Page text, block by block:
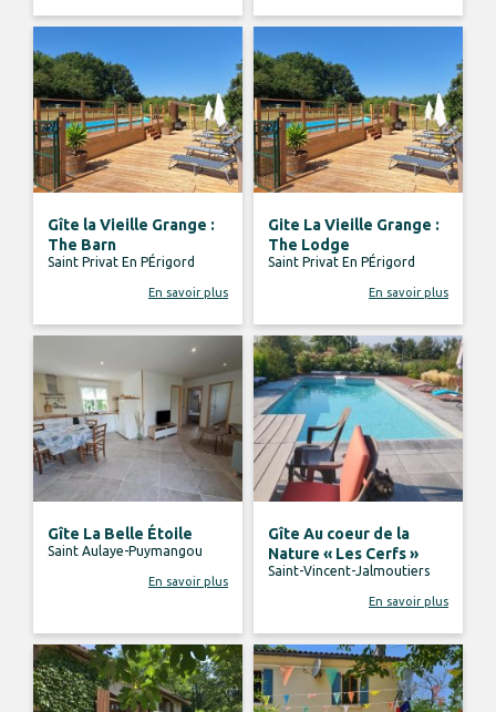
Gîte la Vieille Grange :
The Barn
Saint Privat En PÉrigord
En savoir plus
Gite La Vieille Grange :
The Lodge
Saint Privat En PÉrigord
En savoir plus
Gîte La Belle Étoile
Saint Aulaye-Puymangou
En savoir plus
Gîte Au coeur de la
Nature « Les Cerfs »
Saint-Vincent-Jalmoutiers
En savoir plus